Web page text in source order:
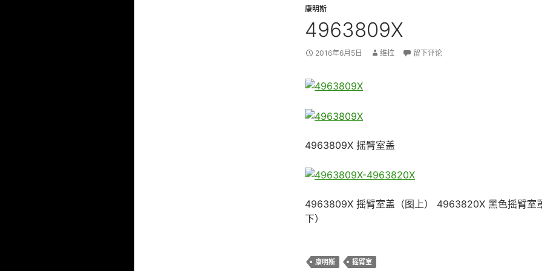
康明斯
4963809X
2016年6月5日 维拉 留下评论
4963809X 摇臂室盖
4963809X 摇臂室盖（图上） 4963820X 黑色摇臂室
下）
康明斯 摇臂室